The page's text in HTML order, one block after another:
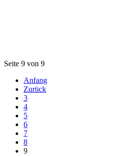
Seite 9 von 9
Anfang
Zurück
3
4
5
6
7
8
9